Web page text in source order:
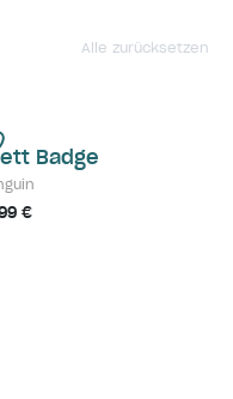
Alle zurücksetzen
Badge
€